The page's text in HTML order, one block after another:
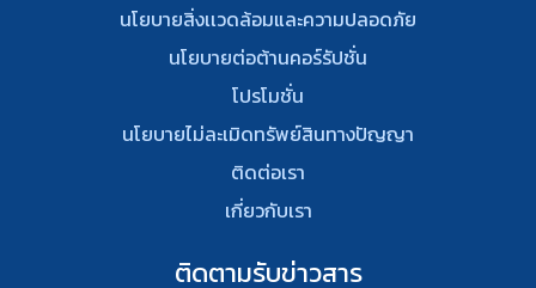
นโยบายสิ่งเเวดล้อมและความปลอดภัย
นโยบายต่อต้านคอร์รัปชั่น
โปรโมชั่น
นโยบายไม่ละเมิดทรัพย์สินทางปัญญา
ติดต่อเรา
เกี่ยวกับเรา
ติดตามรับข่าวสาร